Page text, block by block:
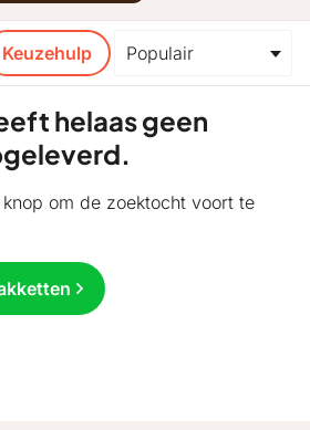
Keuzehulp
helaas geen
om de zoektocht voort te